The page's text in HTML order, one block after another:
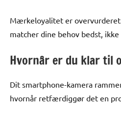
Mærkeloyalitet er
matcher dine behov bedst,
Hvornår er du klar til
Dit smartphone-kamera
hvornår retfærdiggør det en